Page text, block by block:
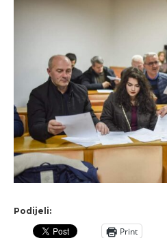
Podijeli:
Print